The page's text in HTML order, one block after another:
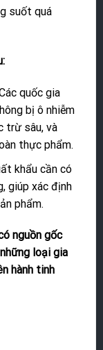
suốt quá
quốc gia
bị ô nhiễm
trừ sâu, và
thực phẩm.
khẩu cần có
giúp xác định
phẩm.
nguồn gốc
loại gia
hành tinh